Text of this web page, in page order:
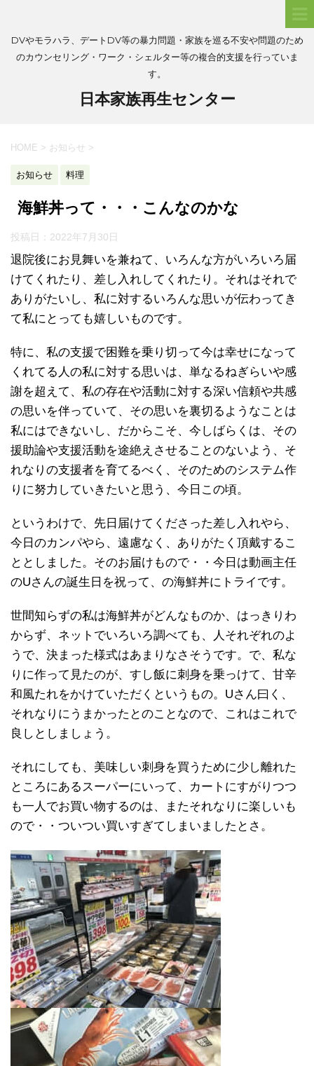
DVやモラハラ、デートDV等の暴力問題・家族を巡る不安や問題のため
のカウンセリング・ワーク・シェルター等の複合的支援を行っていま
す。
日本家族再生センター
HOME > お知らせ >
お知らせ 料理
海鮮丼って・・・こんなのかな
投稿日： 2022年7月30日
退院後にお見舞いを兼ねて、いろんな方がいろいろ届
けてくれたり、差し入れしてくれたり。それはそれで
ありがたいし、私に対するいろんな思いが伝わってき
て私にとっても嬉しいものです。
特に、私の支援で困難を乗り切って今は幸せになって
くれてる人の私に対する思いは、単なるねぎらいや感
謝を超えて、私の存在や活動に対する深い信頼や共感
の思いを伴っていて、その思いを裏切るようなことは
私にはできないし、だからこそ、今しばらくは、その
援助論や支援活動を途絶えさせることのないよう、そ
れなりの支援者を育てるべく、そのためのシステム作
りに努力していきたいと思う、今日この頃。
というわけで、先日届けてくださった差し入れやら、
今日のカンパやら、遠慮なく、ありがたく頂戴するこ
ととしました。そのお届けもので・・今日は動画主任
のUさんの誕生日を祝って、の海鮮丼にトライです。
世間知らずの私は海鮮丼がどんなものか、はっきりわ
からず、ネットでいろいろ調べても、人それぞれのよ
うで、決まった様式はあまりなさそうです。で、私な
りに作って見たのが、すし飯に刺身を乗っけて、甘辛
和風たれをかけていただくというもの。Uさん曰く、
それなりにうまかったとのことなので、これはこれで
良しとしましょう。
それにしても、美味しい刺身を買うために少し離れた
ところにあるスーパーにいって、カートにすがりつつ
も一人でお買い物するのは、またそれなりに楽しいも
ので・・ついつい買いすぎてしまいましたとさ。